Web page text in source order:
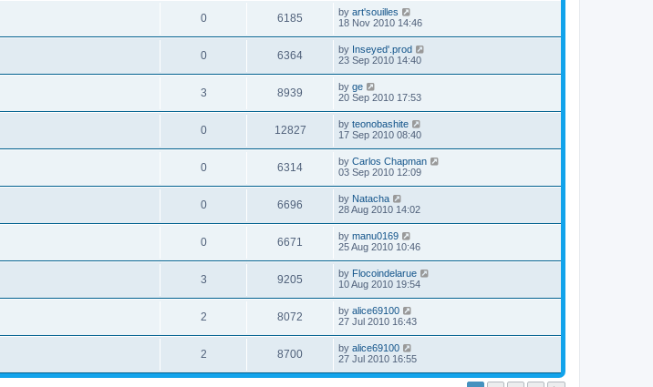
0 6185 by art'souilles
18 Nov 2010 14:46
0 6364 by Inseyed'.prod
23 Sep 2010 14:40
3 8939 by ge
20 Sep 2010 17:53
0 12827 by teonobashite
17 Sep 2010 08:40
0 6314 by Carlos Chapman
03 Sep 2010 12:09
0 6696 by Natacha
28 Aug 2010 14:02
0 6671 by manu0169
25 Aug 2010 10:46
3 9205 by Flocoindelarue
10 Aug 2010 19:54
2 8072 by alice69100
27 Jul 2010 16:43
2 8700 by alice69100
27 Jul 2010 16:55